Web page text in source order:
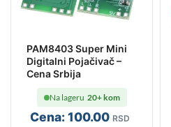
PAM8403 Super Mini
Digitalni Pojačivač –
Cena Srbija
Cena:100.00 RSD
Na lageru 20+ kom